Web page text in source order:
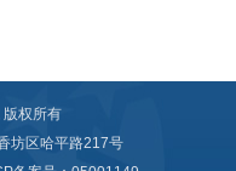
权所有
坊区哈平路217号